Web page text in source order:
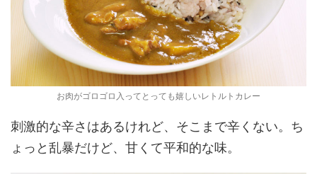
お肉がゴロゴロ入ってとっても嬉しいレトルトカレー
刺激的な辛さはあるけれど、そこまで辛くない。ち
ょっと乱暴だけど、甘くて平和的な味。